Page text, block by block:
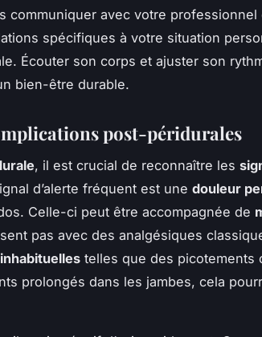
communiquer avec votre professionnel
spécifiques à votre situation
Écouter son corps et ajuster son
bien-être durable.
post-péridurales
, il est crucial de reconnaître les
d’alerte fréquent est une douleur
Celle-ci peut être accompagnée de
pas avec des analgésiques
telles que des picotements
prolongés dans les jambes, cela